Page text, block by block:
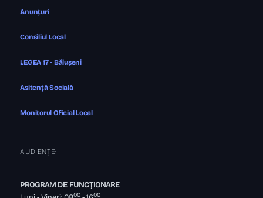
Anunțuri
Consiliul Local
LEGEA 17 - Bălușeni
Asitență Socială
Monitorul Oficial Local
AUDIENȚE:
PROGRAM DE FUNCȚIONARE
00 00